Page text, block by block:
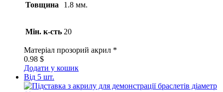
Товщина 1.8 мм.
Мін. к-сть 20
Матеріал прозорий акрил *
0.98 $
Додати у кошик
Від 5 шт.